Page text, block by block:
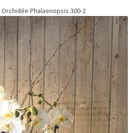
v
i
m
e
u
v
r
l
e
Orchidée Phalaenopsis 300-2